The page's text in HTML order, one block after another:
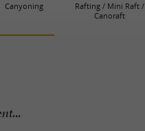
Canyoning
Rafting / Mini Raft /
Canoraft